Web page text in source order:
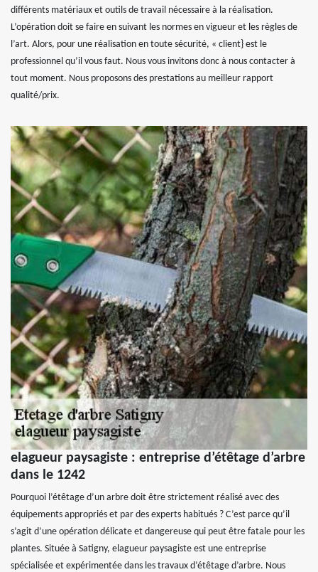
différents matériaux et outils de travail nécessaire à la réalisation.
L’opération doit se faire en suivant les normes en vigueur et les règles de
l’art. Alors, pour une réalisation en toute sécurité, « client} est le
professionnel qu’il vous faut. Nous vous invitons donc à nous contacter à
tout moment. Nous proposons des prestations au meilleur rapport
qualité/prix.
elagueur paysagiste : entreprise d’étêtage d’arbre
dans le 1242
Pourquoi l’étêtage d’un arbre doit être strictement réalisé avec des
équipements appropriés et par des experts habitués ? C’est parce qu’il
s’agit d’une opération délicate et dangereuse qui peut être fatale pour les
plantes. Située à Satigny, elagueur paysagiste est une entreprise
spécialisée et expérimentée dans les travaux d’étêtage d’arbre. Nous